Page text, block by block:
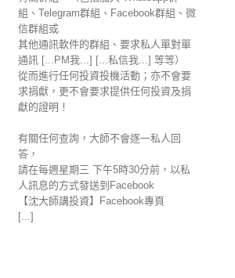
組、Telegram群組、Facebook群組、微
信群組或
其他通訊軟件的群組、要求私人單對單
通訊 [...PM我...] [...私信我...] 等等）
從而進行任何投資投機活動；亦不會要
求捐獻，更不會要求提供任何投資及捐
獻的證明！
有關任何查詢，大師不會逐一私人回
答，
請在每週星期三 下午5時30分前，以私
人訊息的方式發送到Facebook
【沈大師講投資】Facebook專頁
[...]